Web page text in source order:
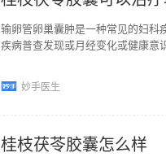
输卵管卵巢囊肿是一种常见的妇科
疾病普查发现或月经变化或健康意
妙手医生
桂枝茯苓胶囊怎么样